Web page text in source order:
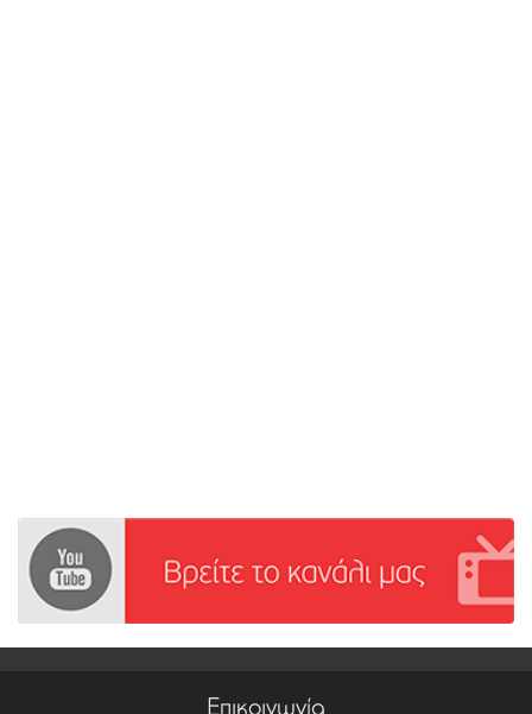
Επικοινωνία